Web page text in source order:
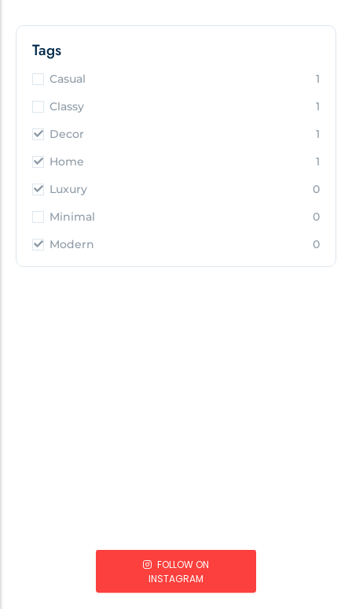
Tags
Casual
1
Classy
1
Decor
1
Home
1
Luxury
0
Minimal
0
Modern
0
FOLLOW ON
INSTAGRAM